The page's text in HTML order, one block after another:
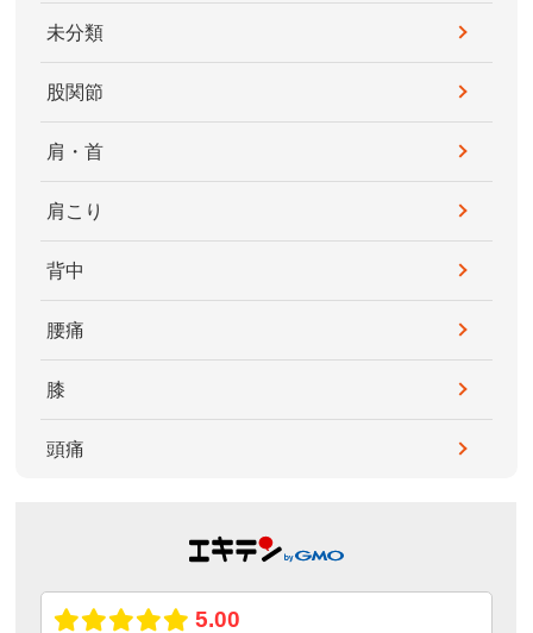
未分類
股関節
肩・首
肩こり
背中
腰痛
膝
頭痛